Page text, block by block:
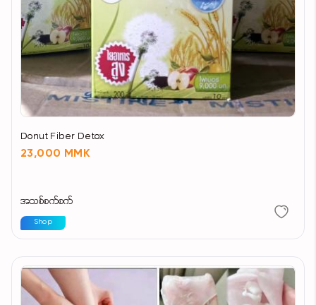
Donut Fiber Detox
23,000 MMK
အသစ်စက်စက်
Shop